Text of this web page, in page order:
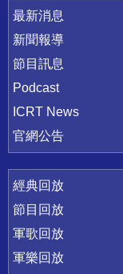
最新消息
新聞報導
節目訊息
Podcast
ICRT News
官網公告
經典回放
節目回放
軍歌回放
軍樂回放